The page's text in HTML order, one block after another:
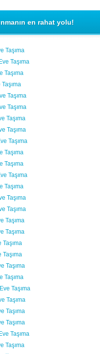
en rahat yolu!
Taşıma
Taşıma
Taşıma
Taşıma
Taşıma
Taşıma
Taşıma
Taşıma
Taşıma
Taşıma
Taşıma
Taşıma
Taşıma
Taşıma
Taşıma
Taşıma
Taşıma
Taşıma
Taşıma
Taşıma
Taşıma
Taşıma
Taşıma
Taşıma